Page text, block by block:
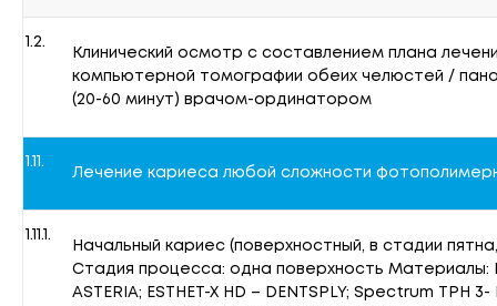
1.2.
Клинический осмотр с составлением плана
компьютерной томографии обеих челюстей /
(20-60 минут) врачом-ординатором
1.11.
Лечение кариеса любой сложности
1.11.1.
Начальный кариес (поверхностный, в стадии
Стадия процесса: одна поверхность
ASTERIA; ESTHET-X HD – DENTSPLY; Spectrum TPH